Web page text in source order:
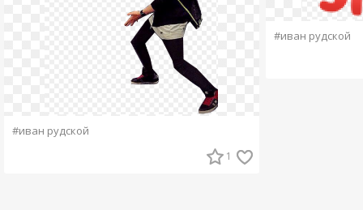
#иван рудской
1
#иван рудской